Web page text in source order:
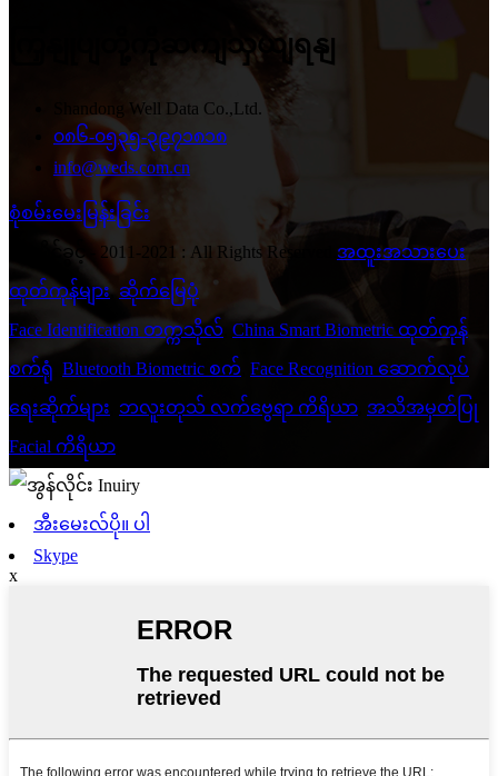
ကြှနျုပျတို့ကိုဆကျသှယျရနျ
Shandong Well Data Co.,Ltd.
၀၈၆-၀၅၃၅-၃၉၇၁၈၁၈
info@weds.com.cn
စုံစမ်းမေးမြန်းခြင်း
© မူပိုင်ခွင့် - 2011-2021 : All Rights Reserved. အထူးအသားပေး
ထုတ်ကုန်များ, ဆိုက်မြေပုံ
Face Identification တက္ကသိုလ် China Smart Biometric ထုတ်ကုန်
စက်ရုံ Bluetooth Biometric စက် Face Recognition ဆောက်လုပ်
ရေးဆိုက်များ ဘလူးတုသ် လက်ဗွေရာ ကိရိယာ အသိအမှတ်ပြု
Facial ကိရိယာ
အီးမေးလ်ပို။ ပါ
Skype
x